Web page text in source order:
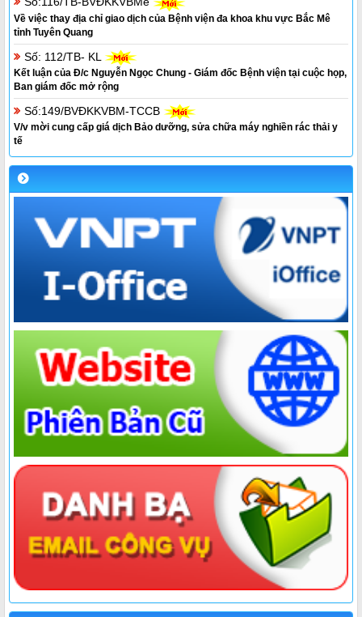
Về việc thay địa chỉ giao dịch của Bệnh viện đa khoa khu vực Bắc Mê
tỉnh Tuyên Quang
Số: 112/TB- KL
Kết luận của Đ/c Nguyễn Ngọc Chung - Giám đốc Bệnh viện tại cuộc họp,
Ban giám đốc mở rộng
Số:149/BVĐKKVBM-TCCB
V/v mời cung cấp giá dịch Bảo dưỡng, sửa chữa máy nghiền rác thải y
tế